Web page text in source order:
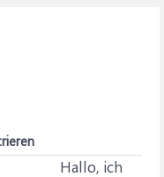
Hallo, ich